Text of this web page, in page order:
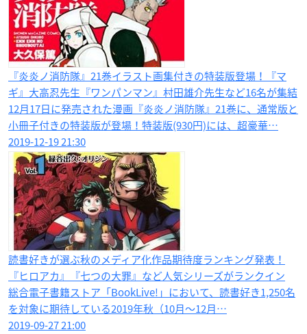
『炎炎ノ消防隊』21巻イラスト画集付きの特装版登場！『マ
ギ』大高忍先生『ワンパンマン』村田雄介先生など16名が集結
12月17日に発売された漫画『炎炎ノ消防隊』21巻に、通常版と
小冊子付きの特装版が登場！特装版(930円)には、超豪華…
2019-12-19 21:30
読書好きが選ぶ秋のメディア化作品期待度ランキング発表！
『ヒロアカ』『七つの大罪』など人気シリーズがランクイン
総合電子書籍ストア「BookLive!」において、読書好き1,250名
を対象に期待している2019年秋（10月～12月…
2019-09-27 21:00